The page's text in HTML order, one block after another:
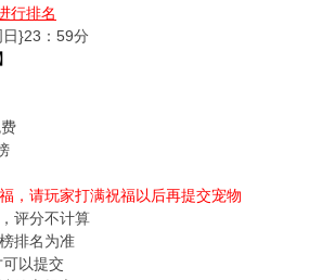
行排名
}23：59分
】
，请玩家打满祝福以后再提交宠物
评分不计算
排名为准
以提交